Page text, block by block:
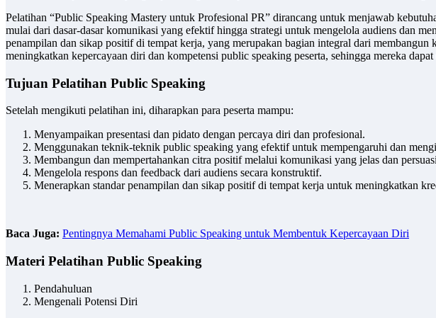
Pelatihan “Public Speaking Mastery untuk Profesional PR” dirancang untuk menjawab
mulai dari dasar-dasar komunikasi yang efektif hingga strategi untuk mengelola audiens dan
penampilan dan sikap positif di tempat kerja, yang merupakan bagian integral dari
meningkatkan kepercayaan diri dan kompetensi public speaking peserta, sehingga mereka
Tujuan Pelatihan Public Speaking
Setelah mengikuti pelatihan ini, diharapkan para peserta mampu:
Menyampaikan presentasi dan pidato dengan percaya diri dan profesional.
Menggunakan teknik-teknik public speaking yang efektif untuk mempengaruhi dan
Membangun dan mempertahankan citra positif melalui komunikasi yang jelas dan
Mengelola respons dan feedback dari audiens secara konstruktif.
Menerapkan standar penampilan dan sikap positif di tempat kerja untuk meningkatkan
Baca Juga: Pentingnya Memahami Public Speaking untuk Membentuk Kepercayaan Diri
Materi Pelatihan Public Speaking
Pendahuluan
Mengenali Potensi Diri